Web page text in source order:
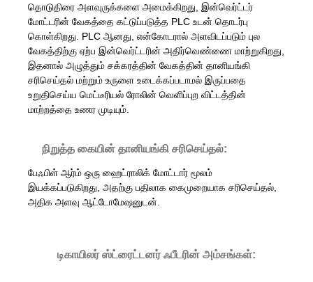
தொடுதிரை அளவுருக்களை அமைக்கிறது, இன்வெர்ட்டர்
மோட்டரின் வேகத்தை கட்டுப்படுத்த PLC உடன் தொடர்பு
கொள்கிறது. PLC ஆனது, என்கோடரால் அளவிடப்படும் புல
வேகத்திற்கு ஏற்ப இன்வெர்ட்டரின் அதிர்வெண்ணை மாற்றுகிறது,
இதனால் அழுத்தும் சக்கரத்தின் வேகத்தின் தானியங்கி
சரிசெய்தல் மற்றும் உருளை உடைக்கப்படாமல் இருப்பதை
உறுதிசெய்ய மெட்டீரியல் ரோலின் வெளிப்புற விட்டத்தின்
மாற்றத்தை உணர முடியும்.
நிறுத்த கையின் தானியங்கி சரிசெய்தல்:
பேஃபிள் ஆர்ம் ஒரு ஹைட்ராலிக் மோட்டார் மூலம்
இயக்கப்படுகிறது, அதற்கு பதிலாக கைமுறையாக சரிசெய்தல்,
அதிக அளவு ஆட்டோமேஷனுடன்.
டிகாயிலர் ஸ்ட்ரைட்டனர் ஃபீடரின் அம்சங்கள்: